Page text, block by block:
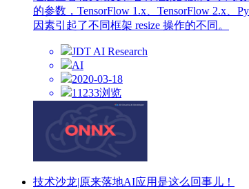
的参数，TensorFlow 1.x、TensorFlow 2.x、
因素引起了不同框架 resize 操作的不同。
JDT AI Research
AI
2020-03-18
11233浏览
技术沙龙|原来落地AI应用是这么回事儿！